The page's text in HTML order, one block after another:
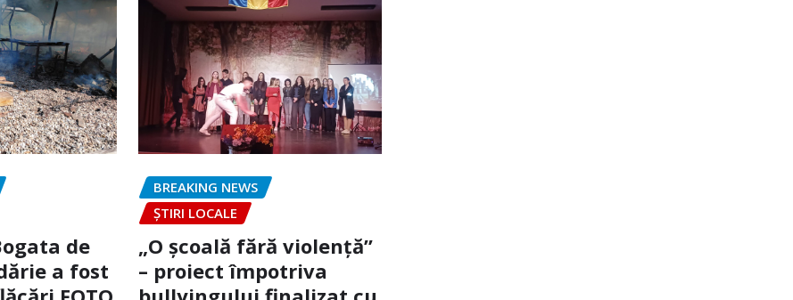
de
a fost
BREAKING NEWS
ȘTIRI LOCALE
„O școală fără violență”
– proiect împotriva